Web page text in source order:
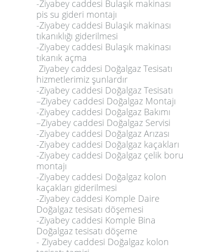
-Ziyabey caddesi Bulaşık makinası
pis su gideri montajı
-Ziyabey caddesi Bulaşık makinası
tıkanıklığı giderilmesi
-Ziyabey caddesi Bulaşık makinası
tıkanık açma
Ziyabey caddesi Doğalgaz Tesisatı
hizmetlerimiz şunlardır
-Ziyabey caddesi Doğalgaz Tesisatı
–Ziyabey caddesi Doğalgaz Montajı
-Ziyabey caddesi Doğalgaz Bakımı
–Ziyabey caddesi Doğalgaz Servisi
-Ziyabey caddesi Doğalgaz Arızası
-Ziyabey caddesi Doğalgaz kaçakları
-Ziyabey caddesi Doğalgaz çelik boru
montajı
-Ziyabey caddesi Doğalgaz kolon
kaçakları giderilmesi
-Ziyabey caddesi Komple Daire
Doğalgaz tesisatı döşemesi
-Ziyabey caddesi Komple Bina
Doğalgaz tesisatı döşeme
- Ziyabey caddesi Doğalgaz kolon